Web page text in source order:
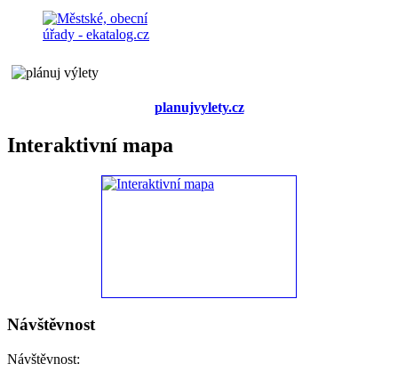
planujvylety.cz
Interaktivní mapa
Návštěvnost
Návštěvnost: